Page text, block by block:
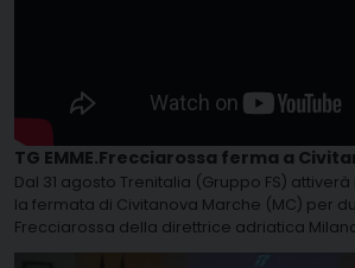
TG EMME.Frecciarossa ferma a
Dal 31 agosto Trenitalia (Gruppo FS)
la fermata di Civitanova Marche (MC) per
Frecciarossa della direttrice adriatica